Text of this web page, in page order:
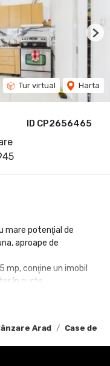
ID CP2656465
Tur virtual Harta
Arad Case de
mare potenţial de
aproape de
mp, conţine un imobil
în curte.
este de circa
unei noi investiţii
sau mixtă).